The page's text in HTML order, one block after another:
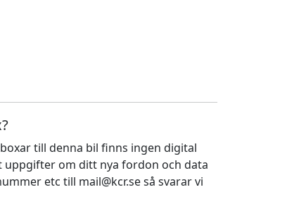
till denna bil finns ingen digital
uppgifter om ditt nya fordon och data
etc till mail@kcr.se så svarar vi